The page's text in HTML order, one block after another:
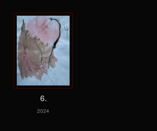
6.
2024